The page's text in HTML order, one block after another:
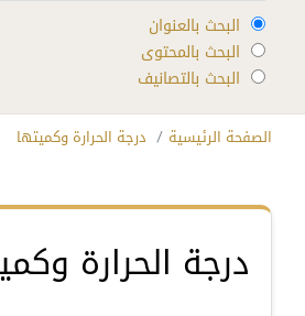
البحث بالعنوان
البحث بالمحتوى
البحث بالتصانيف
الصفحة الرئيسية درجة الحرارة وكميتها
درجة الحرارة